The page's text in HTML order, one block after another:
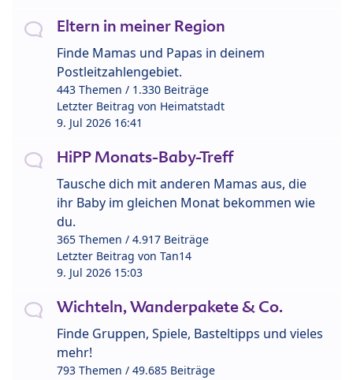
Eltern in meiner Region
Finde Mamas und Papas in deinem
Postleitzahlengebiet.
443 Themen / 1.330 Beiträge
Letzter Beitrag von Heimatstadt
9. Jul 2026 16:41
HiPP Monats-Baby-Treff
Tausche dich mit anderen Mamas aus, die
ihr Baby im gleichen Monat bekommen wie
du.
365 Themen / 4.917 Beiträge
Letzter Beitrag von Tan14
9. Jul 2026 15:03
Wichteln, Wanderpakete & Co.
Finde Gruppen, Spiele, Basteltipps und vieles
mehr!
793 Themen / 49.685 Beiträge